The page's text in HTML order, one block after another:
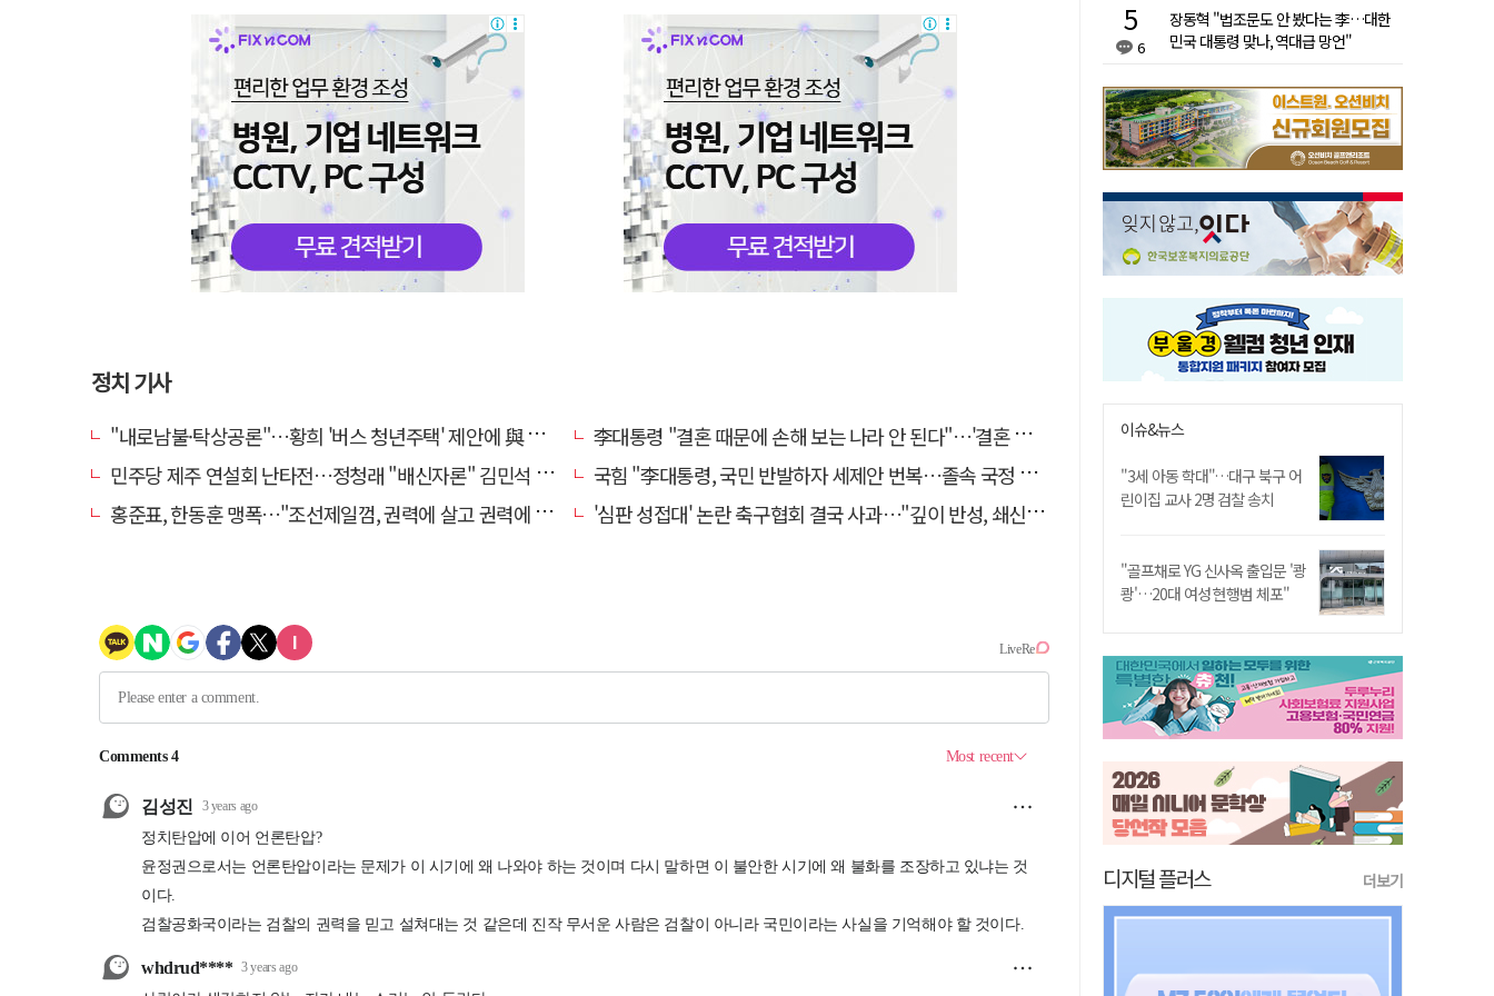
정치 기사
"내로남불·탁상공론"…황희 '버스 청년주택' 제안에 與 내부서도 쓴소리
李대통령 "결혼 때문에 손해 보는 나라 안 된다"…'결혼 페널티' 22개 손본다
민주당 제주 연설회 난타전…정청래 "배신자론" 김민석 "관리 무능"
국힘 "李대통령, 국민 반발하자 세제안 번복…졸속 국정 즉각 중단"
홍준표, 한동훈 맹폭…"조선제일껌, 권력에 살고 권력에 죽었다"
'심판 성접대' 논란 축구협회 결국 사과…"깊이 반성, 쇄신하겠다"
6
장동혁 "법조문도 안 봤다는 李…대한
민국 대통령 맞나, 역대급 망언"
이슈&뉴스
"3세 아동 학대"…대구 북구 어
린이집 교사 2명 검찰 송치
"골프채로 YG 신사옥 출입문 '쾅
쾅'…20대 여성 현행범 체포"
디지털 플러스 더보기